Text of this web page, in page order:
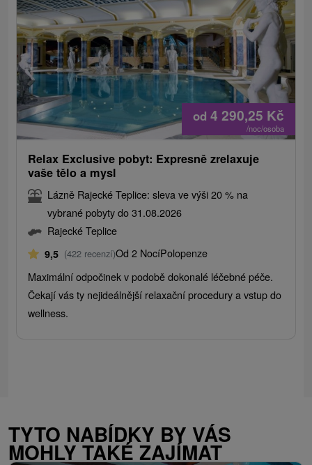
od 4 290,25 Kč
/noc/osoba
Relax Exclusive pobyt: Expresně zrelaxuje
vaše tělo a mysl
Lázně Rajecké Teplice: sleva ve výši 20 % na
vybrané pobyty do 31.08.2026
Rajecké Teplice
9,5 (422 recenzí)Od 2 NocíPolopenze
Maximální odpočinek v podobě dokonalé léčebné péče.
Čekají vás ty nejideálnější relaxační procedury a vstup do
wellness.
TYTO NABÍDKY BY VÁS
MOHLY TAKÉ ZAJÍMAT